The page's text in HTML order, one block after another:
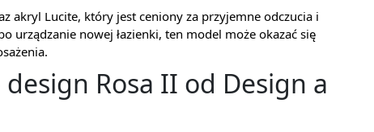
akryl Lucite, który jest ceniony za przyjemne odczucia i
urządzanie nowej łazienki, ten model może okazać się
Rosa II od Design a